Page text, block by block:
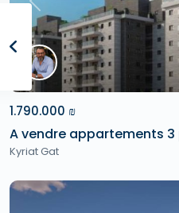
Previous
1.790.000 ₪
A vendre appartements 3
Kyriat Gat